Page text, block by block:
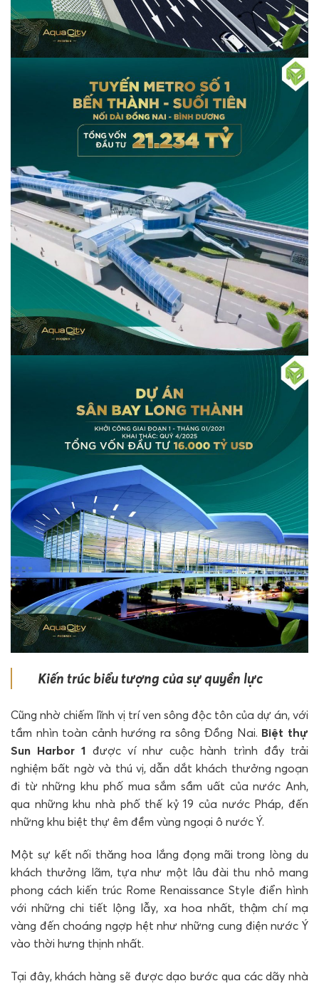
Kiến trúc biểu tượng của sự quyền lực
Cũng nhờ chiếm lĩnh vị trí ven sông độc tôn của dự án, với
tầm nhìn toàn cảnh hướng ra sông Đồng Nai. Biệt thự
Sun Harbor 1 được ví như cuộc hành trình đầy trải
nghiệm bất ngờ và thú vị, dẫn dắt khách thưởng ngoạn
đi từ những khu phố mua sắm sầm uất của nước Anh,
qua những khu nhà phố thế kỷ 19 của nước Pháp, đến
những khu biệt thự êm đềm vùng ngoại ô nước Ý.
Một sự kết nối thăng hoa lắng đọng mãi trong lòng du
khách thưởng lãm, tựa như một lâu đài thu nhỏ mang
phong cách kiến trúc Rome Renaissance Style điển hình
với những chi tiết lộng lẫy, xa hoa nhất, thậm chí mạ
vàng đến choáng ngợp hệt như những cung điện nước Ý
vào thời hưng thịnh nhất.
Tại đây, khách hàng sẽ được dạo bước qua các dãy nhà